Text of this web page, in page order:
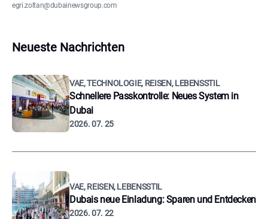
egri.zoltan@dubainewsgroup.com
Neueste Nachrichten
VAE, TECHNOLOGIE, REISEN, LEBENSSTIL
Schnellere Passkontrolle: Neues System in
Dubai
2026. 07. 25
VAE, REISEN, LEBENSSTIL
Dubais neue Einladung: Sparen und Entdecken
2026. 07. 22